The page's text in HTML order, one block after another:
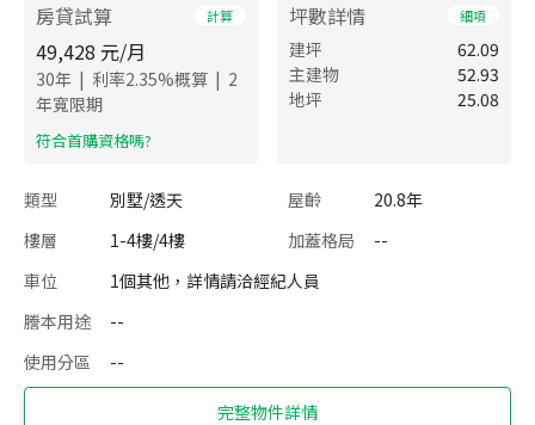
房貸試算 計算
49,428 元/月
30年 | 利率2.35%概算 | 2
年寬限期
​符合首購資格嗎?
坪數詳情 細項
建坪
62.09
主建物
52.93
地坪
25.08
類型 別墅/透天 屋齡
20.8年
樓層
1-4樓/4樓 加蓋格局
--
車位
1個其他，詳情請洽經紀人員
謄本用途
--
使用分區
--
完整物件詳情